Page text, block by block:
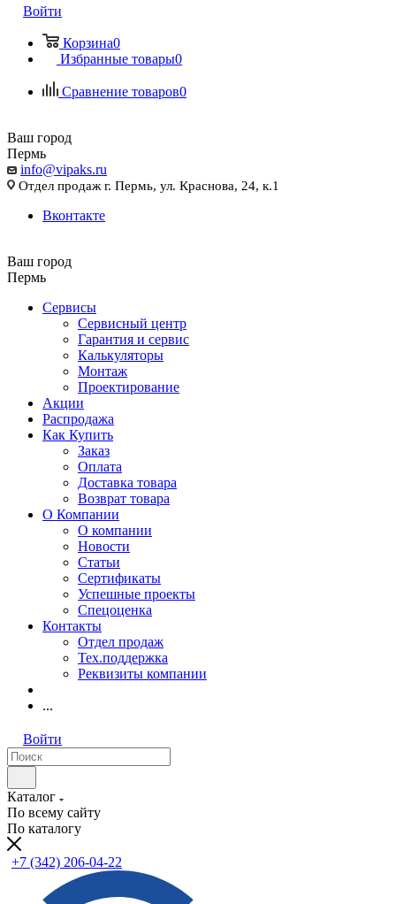
Войти
Корзина0
Избранные товары0
Сравнение товаров0
Ваш город
Пермь
info@vipaks.ru
Отдел продаж г. Пермь, ул. Краснова, 24, к.1
Вконтакте
Ваш город
Пермь
Сервисы
Сервисный центр
Гарантия и сервис
Калькуляторы
Монтаж
Проектирование
Акции
Распродажа
Как Купить
Заказ
Оплата
Доставка товара
Возврат товара
О Компании
О компании
Новости
Статьи
Сертификаты
Успешные проекты
Спецоценка
Контакты
Отдел продаж
Тех.поддержка
Реквизиты компании
...
Войти
Каталог
По всему сайту
По каталогу
+7 (342) 206-04-22